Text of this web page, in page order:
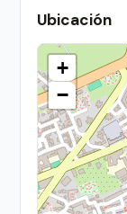
Ubicación
+
−